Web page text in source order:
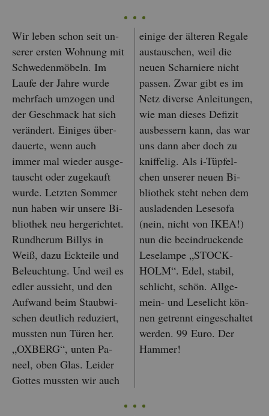
Wir leben schon seit un­
se­rer ers­ten Woh­nung mit
Schwe­den­mö­beln. Im
Laufe der Jahre wurde
mehr­fach um­zo­gen und
der Ge­schmack hat sich
ver­än­dert. Ei­ni­ges über­
dau­er­te, wenn auch
immer mal wie­der aus­ge­
tauscht oder zu­ge­kauft
wurde. Letz­ten Som­mer
nun haben wir un­se­re Bi­
blio­thek neu her­ge­rich­tet.
Rund­her­um Bil­lys in
Weiß, dazu Eck­tei­le und
Be­leuch­tung. Und weil es
edler aus­sieht, und den
Auf­wand beim Staub­wi­
schen deut­lich re­du­ziert,
muss­ten nun Türen her.
„OX­BERG“, unten Pa­
neel, oben Glas. Lei­der
Got­tes muss­ten wir auch
ei­ni­ge der äl­te­ren Re­ga­le
aus­tau­schen, weil die
neuen Schar­nie­re nicht
pas­sen. Zwar gibt es im
Netz di­ver­se An­lei­tun­gen,
wie man die­ses De­fi­zit
aus­bes­sern kann, das war
uns dann aber doch zu
knif­fe­lig. Als i-Tüp­fel­
chen un­se­rer neuen Bi­
blio­thek steht neben dem
aus­la­den­den Le­se­so­fa
(nein, nicht von IKEA!)
nun die be­ein­dru­cken­de
Le­se­lam­pe „STOCK­
HOLM“. Edel, sta­bil,
schlicht, schön. All­ge­
mein- und Le­se­licht kön­
nen ge­trennt ein­ge­schal­tet
wer­den. 99 Euro. Der
Ham­mer!